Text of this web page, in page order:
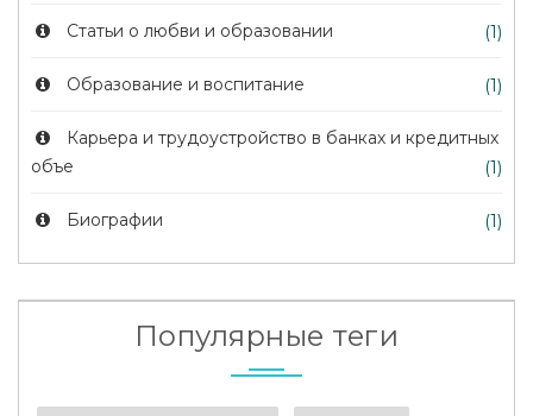
Статьи о любви и образовании (1)
Образование и воспитание (1)
Карьера и трудоустройство в банках и кредитных
объе
(1)
Биографии (1)
Популярные теги